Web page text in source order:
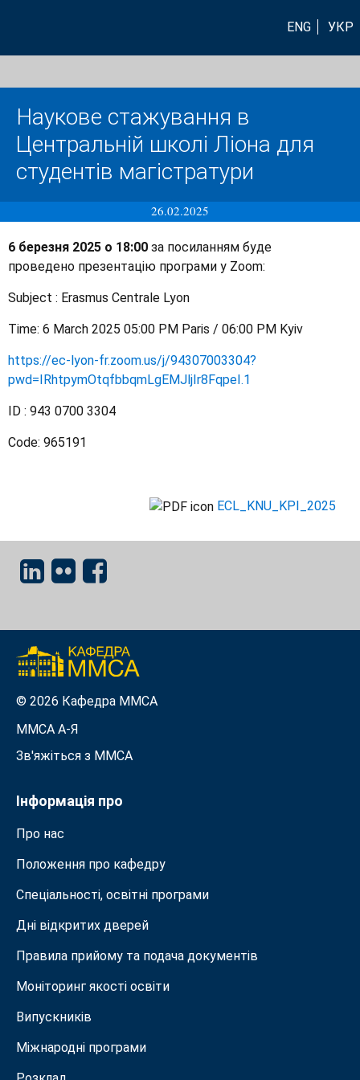
ENG УКР
Наукове стажування в
Центральній школі Ліона для
студентів магістратури
26.02.2025
6 березня 2025 о 18:00 за посиланням буде
проведено презентацію програми у Zoom:
Subject : Erasmus Centrale Lyon
Time: 6 March 2025 05:00 PM Paris / 06:00 PM Kyiv
https://ec-lyon-fr.zoom.us/j/94307003304?
pwd=IRhtpymOtqfbbqmLgEMJljIr8FqpeI.1
ID : 943 0700 3304
Code: 965191
ECL_KNU_KPI_2025
© 2026 Кафедра ММСА
ММСА A-Я
Зв'яжіться з MMСА
Інформація про
Про нас
Положення про кафедру
Спеціальності, освітні програми
Дні відкритих дверей
Правила прийому та подача документiв
Моніторинг якості освіти
Випускників
Міжнародні програми